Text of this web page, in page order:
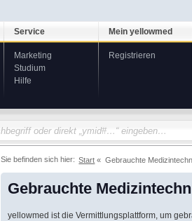
Service
Marketing
Studium
Hilfe
Mein yellowmed
Registrieren
Sie befinden sich hier: Start Gebrauchte
Gebrauchte
yellowmed ist die Vermittlungsplattform, um